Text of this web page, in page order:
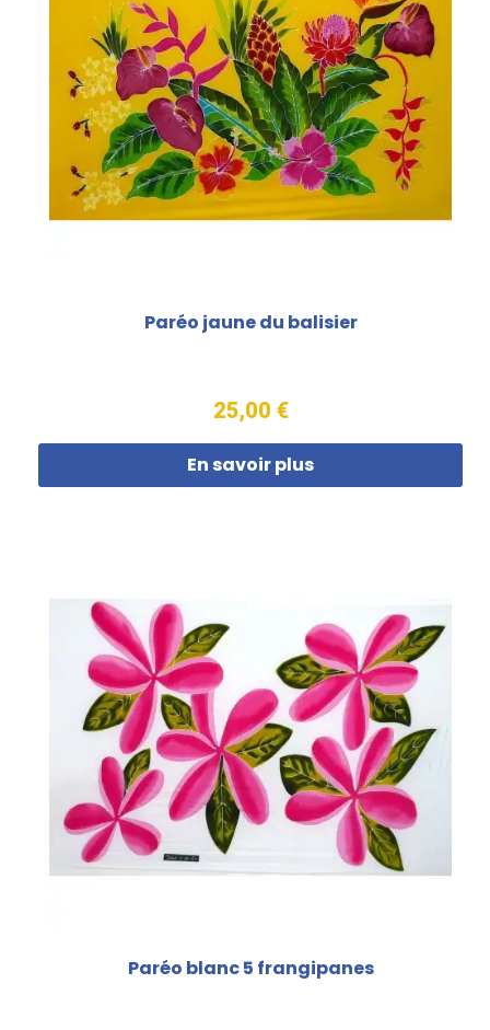
Paréo jaune du balisier
25,00 €
En savoir plus
Paréo blanc 5 frangipanes